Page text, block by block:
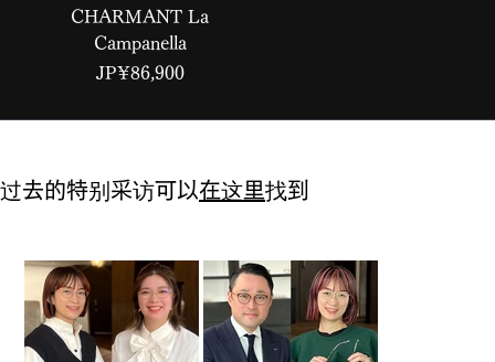
CHARMANT La
Campanella
價格
JP¥86,900
过去的特别采访可以 在这里找到